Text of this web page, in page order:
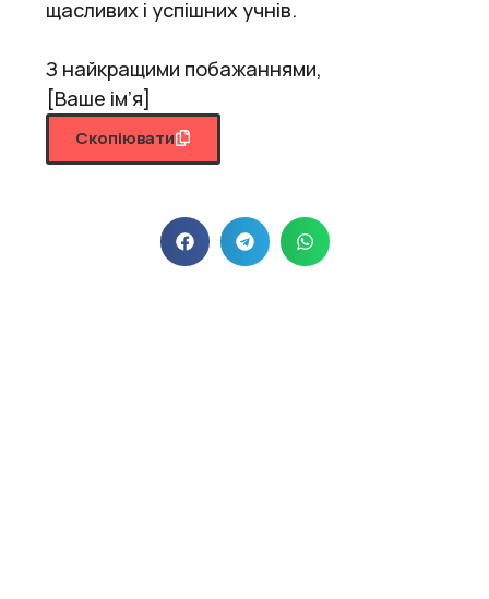
щасливих і успішних учнів.
З найкращими побажаннями,
[Ваше ім’я]
Скопіювати